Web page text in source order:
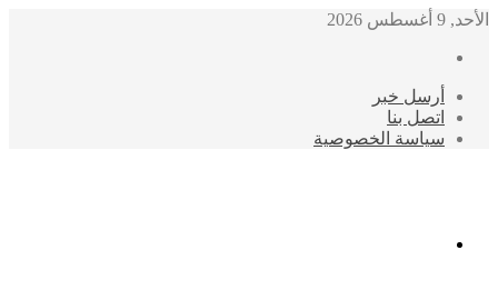
الأحد, 9 أغسطس 2026
أرسل خبر
اتصل بنا
سياسة الخصوصية